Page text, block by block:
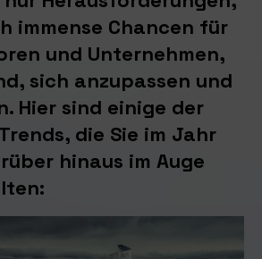
immense Chancen für
und Unternehmen,
sich anzupassen und
Hier sind einige der
die Sie im Jahr
hinaus im Auge